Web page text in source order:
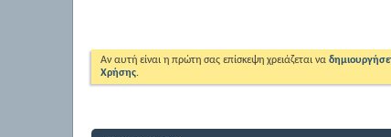
Αν αυτή είναι η πρώτη σας επίσκεψη χρειάζεται να
Χρήσης.